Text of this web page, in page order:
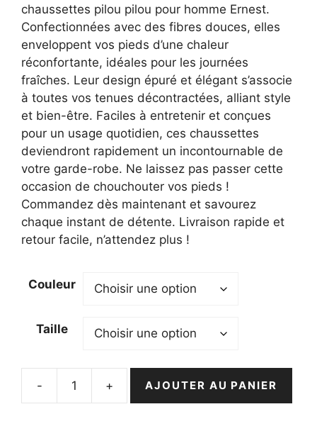
était :
21,80 €.
est :
15,80 €.
chaussettes pilou pilou pour homme Ernest.
Confectionnées avec des fibres douces, elles
enveloppent vos pieds d’une chaleur
réconfortante, idéales pour les journées
fraîches. Leur design épuré et élégant s’associe
à toutes vos tenues décontractées, alliant style
et bien-être. Faciles à entretenir et conçues
pour un usage quotidien, ces chaussettes
deviendront rapidement un incontournable de
votre garde-robe. Ne laissez pas passer cette
occasion de chouchouter vos pieds !
Commandez dès maintenant et savourez
chaque instant de détente. Livraison rapide et
retour facile, n’attendez plus !
Couleur
Taille
-
quantité
+ AJOUTER AU PANIER